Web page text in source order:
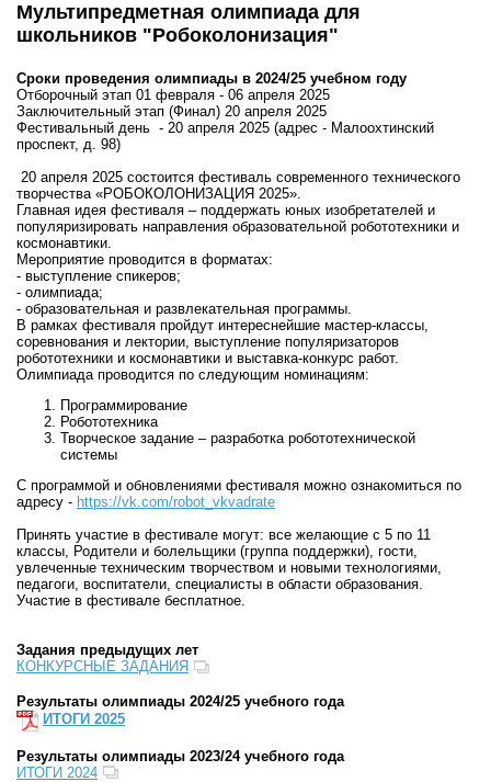
Мультипредметная олимпиада для
школьников "Робоколонизация"
Сроки проведения олимпиады в 2024/25 учебном году
Отборочный этап 01 февраля - 06 апреля 2025
Заключительный этап (Финал) 20 апреля 2025
Фестивальный день - 20 апреля 2025 (адрес - Малоохтинский
проспект, д. 98)
20 апреля 2025 состоится фестиваль современного технического
творчества «РОБОКОЛОНИЗАЦИЯ 2025».
Главная идея фестиваля – поддержать юных изобретателей и
популяризировать направления образовательной робототехники и
космонавтики.
Мероприятие проводится в форматах:
- выступление спикеров;
- олимпиада;
- образовательная и развлекательная программы.
В рамках фестиваля пройдут интереснейшие мастер-классы,
соревнования и лектории, выступление популяризаторов
робототехники и космонавтики и выставка-конкурс работ.
Олимпиада проводится по следующим номинациям:
Программирование
Робототехника
Творческое задание – разработка робототехнической
системы
С программой и обновлениями фестиваля можно ознакомиться по
адресу - https://vk.com/robot_vkvadrate
Принять участие в фестивале могут: все желающие с 5 по 11
классы, Родители и болельщики (группа поддержки), гости,
увлеченные техническим творчеством и новыми технологиями,
педагоги, воспитатели, специалисты в области образования.
Участие в фестивале бесплатное.
Задания предыдущих лет
КОНКУРСНЫЕ ЗАДАНИЯ
Результаты олимпиады 2024/25 учебного года
ИТОГИ 2025
Результаты олимпиады 2023/24 учебного года
ИТОГИ 2024